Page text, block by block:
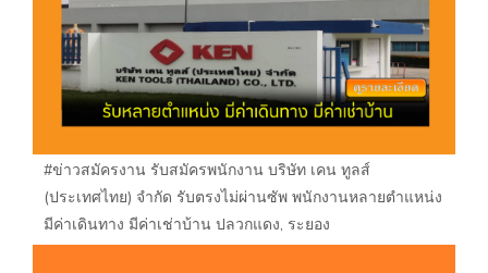
#ข่าวสมัครงาน รับสมัครพนักงาน บริษัท เคน ทูลส์
(ประเทศไทย) จำกัด รับตรงไม่ผ่านซัพ พนักงานหลายตำแหน่ง
มีค่าเดินทาง มีค่าเช่าบ้าน ปลวกแดง, ระยอง